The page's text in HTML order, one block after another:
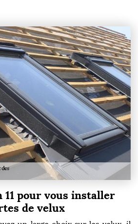
11 pour vous installer
de velux